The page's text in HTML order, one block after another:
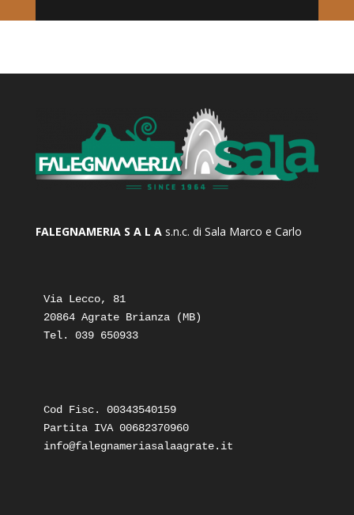
FALEGNAMERIA S A L A s.n.c. di Sala Marco e Carlo
Via Lecco, 81
20864 Agrate Brianza (MB)
Tel. 039 650933
Cod Fisc. 00343540159
Partita IVA 00682370960